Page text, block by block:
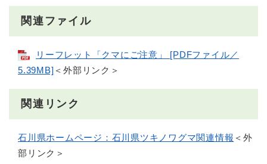
関連ファイル
リーフレット「クマにご注意」 [PDFファイル／
5.39MB] ＜外部リンク＞
関連リンク
石川県ホームページ：石川県ツキノワグマ関連情報 ＜外
部リンク＞